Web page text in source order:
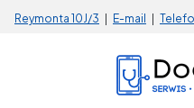
Reymonta 10J/3 E-mail